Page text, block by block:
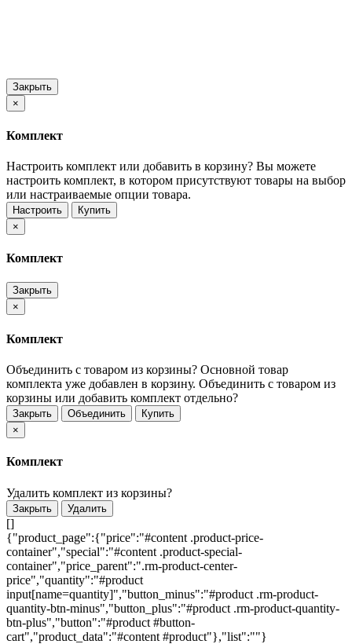
Закрыть
×
Комплект
Настроить комплект или добавить в корзину? Вы можете
настроить комплект, в котором присутствуют товары на выбор
или настраиваемые опции товара.
Настроить
Купить
×
Комплект
Закрыть
×
Комплект
Объединить с товаром из корзины? Основной товар
комплекта уже добавлен в корзину. Объединить с товаром из
корзины или добавить комплект отдельно?
Закрыть Объединить
Купить
×
Комплект
Удалить комплект из корзины?
Закрыть Удалить
[]
{"product_page":{"price":"#content .product-price-
container","special":"#content .product-special-
container","price_parent":".rm-product-center-
price","quantity":"#product
input[name=quantity]","button_minus":"#product .rm-product-
quantity-btn-minus","button_plus":"#product .rm-product-quantity-
btn-plus","button":"#product #button-
cart","product_data":"#content #product"},"list":""}